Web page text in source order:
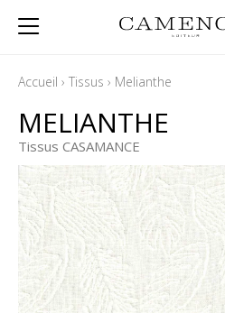
Accueil › Tissus › Melianthe
MELIANTHE
Tissus CASAMANCE